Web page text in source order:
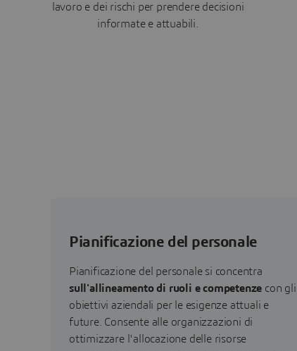
lavoro e dei rischi per prendere decisioni
informate e attuabili.
Pianificazione del personale
Pianificazione del personale si concentra
sull'allineamento di ruoli e competenze con gli
obiettivi aziendali per le esigenze attuali e
future. Consente alle organizzazioni di
ottimizzare l'allocazione delle risorse